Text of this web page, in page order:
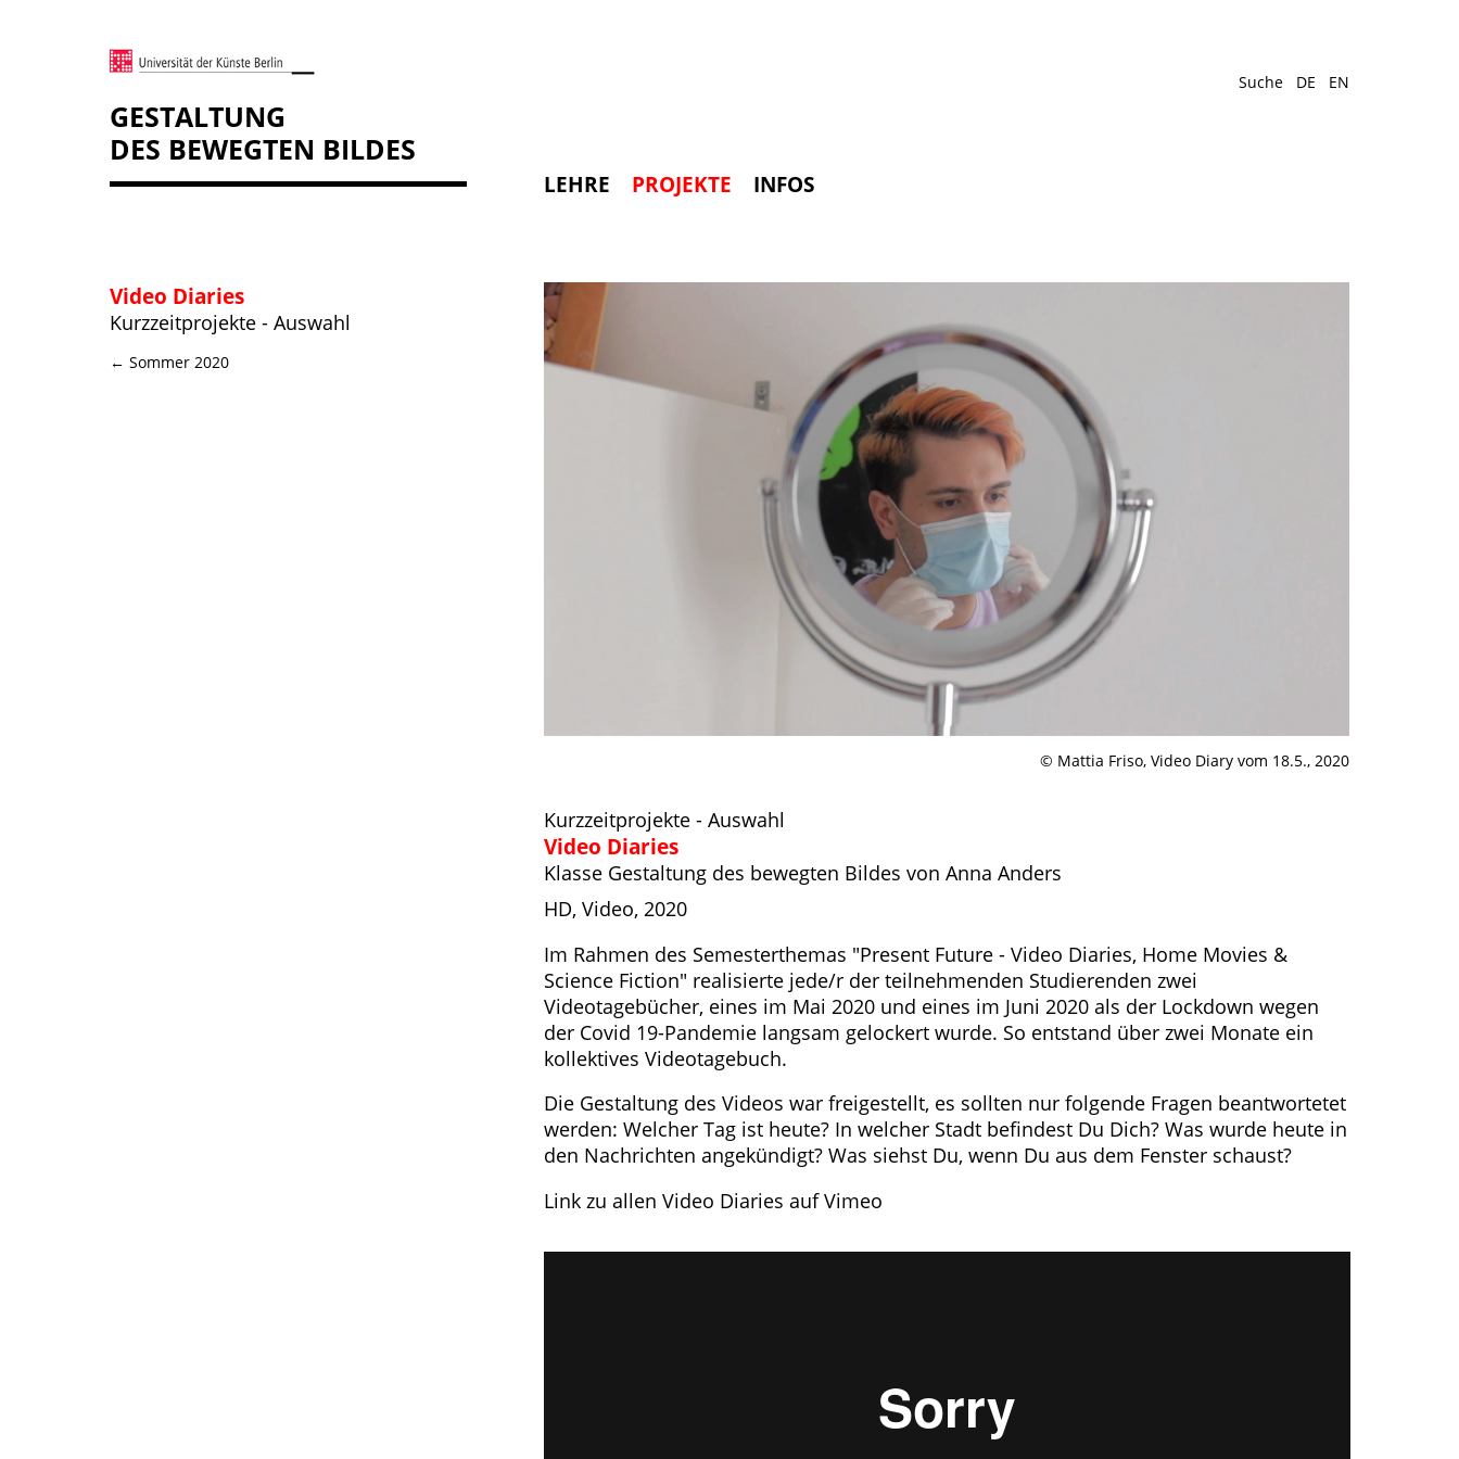
GESTALTUNG
DES BEWEGTEN BILDES
Suche DE EN
LEHRE PROJEKTE INFOS
Video Diaries
Kurzzeitprojekte - Auswahl
← Sommer 2020
© Mattia Friso, Video Diary vom 18.5., 2020
Kurzzeitprojekte - Auswahl
Video Diaries
Klasse Gestaltung des bewegten Bildes von Anna Anders
HD, Video, 2020
Im Rahmen des Semesterthemas "Present Future - Video Diaries, Home Movies &
Science Fiction" realisierte jede/r der teilnehmenden Studierenden zwei
Videotagebücher, eines im Mai 2020 und eines im Juni 2020 als der Lockdown wegen
der Covid 19-Pandemie langsam gelockert wurde. So entstand über zwei Monate ein
kollektives Videotagebuch.
Die Gestaltung des Videos war freigestellt, es sollten nur folgende Fragen beantwortetet
werden: Welcher Tag ist heute? In welcher Stadt befindest Du Dich? Was wurde heute in
den Nachrichten angekündigt? Was siehst Du, wenn Du aus dem Fenster schaust?
Link zu allen Video Diaries auf Vimeo